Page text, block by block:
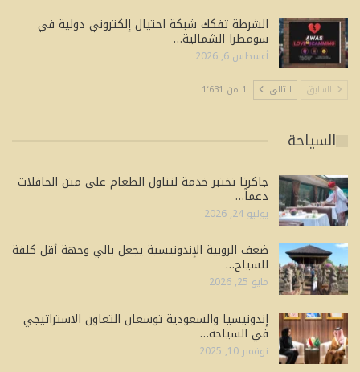
الشرطة تفكك شبكة احتيال إلكتروني دولية في
سومطرا الشمالية…
أغسطس 6, 2026
السابق التالي 1 من 1٬631
السياحة
جاكرتا تختبر خدمة لتناول الطعام على متن الحافلات
دعماً…
يوليو 24, 2026
ضعف الروبية الإندونيسية يجعل بالي وجهة أقل كلفة
للسياح…
مايو 25, 2026
إندونيسيا والسعودية توسعان التعاون الاستراتيجي
في السياحة…
نوفمبر 10, 2025